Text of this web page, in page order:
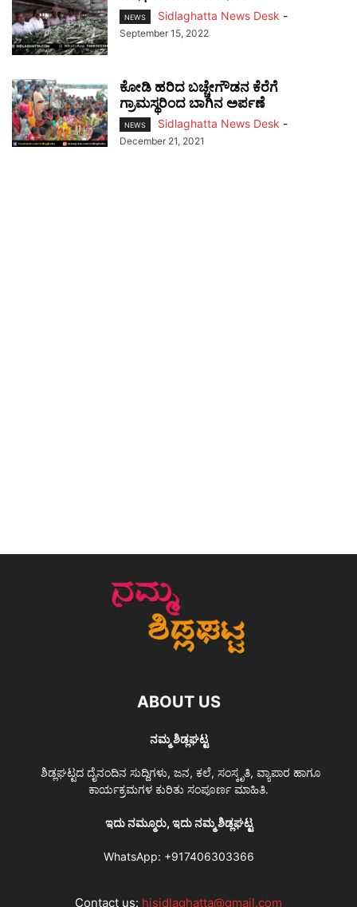
NEWS Sidlaghatta News Desk -
September 15, 2022
ಕೋಡಿ ಹರಿದ ಬಚ್ಚೇಗೌಡನ ಕೆರೆಗೆ
ಗ್ರಾಮಸ್ಥರಿಂದ ಬಾಗಿನ ಅರ್ಪಣೆ
NEWS Sidlaghatta News Desk -
December 21, 2021
ABOUT US
ನಮ್ಮ ಶಿಡ್ಲಘಟ್ಟ
ಶಿಡ್ಲಘಟ್ಟದ ದೈನಂದಿನ ಸುದ್ದಿಗಳು, ಜನ, ಕಲೆ, ಸಂಸ್ಕೃತಿ, ವ್ಯಾಪಾರ ಹಾಗೂ
ಕಾರ್ಯಕ್ರಮಗಳ ಕುರಿತು ಸಂಪೂರ್ಣ ಮಾಹಿತಿ.
ಇದು ನಮ್ಮೂರು, ಇದು ನಮ್ಮ ಶಿಡ್ಲಘಟ್ಟ
WhatsApp: +917406303366
Contact us: hisidlaghatta@gmail.com